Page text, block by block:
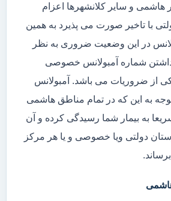
هاشمی و سایر کلانشهرها اعزام
با تاخیر صورت می پذیرد به همین
در این وضعیت ضروری به نظر
شماره آمبولانس خصوصی
از ضروریات می باشد. آمبولانس
به این که در تمام مناطق هاشمی
به بیمار شما رسیدگی کرده و آن
دولتی ویا خصوصی و یا هر مرکز